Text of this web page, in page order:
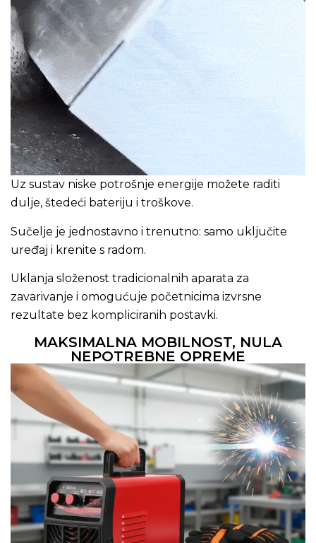
Uz sustav niske potrošnje energije možete raditi
dulje, štedeći bateriju i troškove.
Sučelje je jednostavno i trenutno: samo uključite
uređaj i krenite s radom.
Uklanja složenost tradicionalnih aparata za
zavarivanje i omogućuje početnicima izvrsne
rezultate bez kompliciranih postavki.
MAKSIMALNA MOBILNOST, NULA
NEPOTREBNE OPREME